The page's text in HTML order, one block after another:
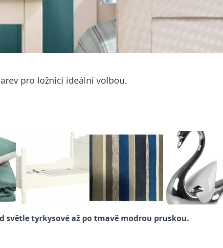
pro ložnici ideální volbou.
tyrkysové až po tmavě modrou pruskou.